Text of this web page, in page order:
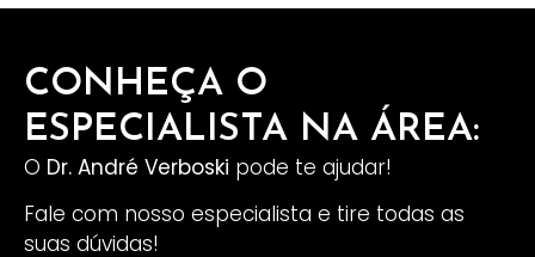
CONHEÇA O
ESPECIALISTA NA ÁREA:
O Dr. André Verboski pode te ajudar!
Fale com nosso especialista e tire todas as
suas dúvidas!